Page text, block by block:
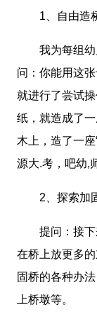
1、自由造
我为每组幼
问：你能用这
就进行了尝试
纸，就造成了
木上，造了一座
源大.考，吧幼,
2、探索加
提问：接下
在桥上放更多
固桥的各种办
上桥墩等。